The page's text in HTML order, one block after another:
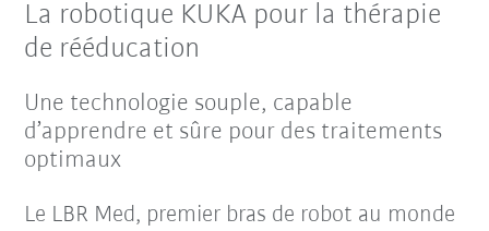
La robotique KUKA pour la thérapie
de rééducation
Une technologie souple, capable
d’apprendre et sûre pour des traitements
optimaux
Le LBR Med, premier bras de robot au monde